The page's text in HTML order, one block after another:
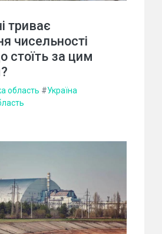
триває
чисельності
стоїть за цим
область #Україна